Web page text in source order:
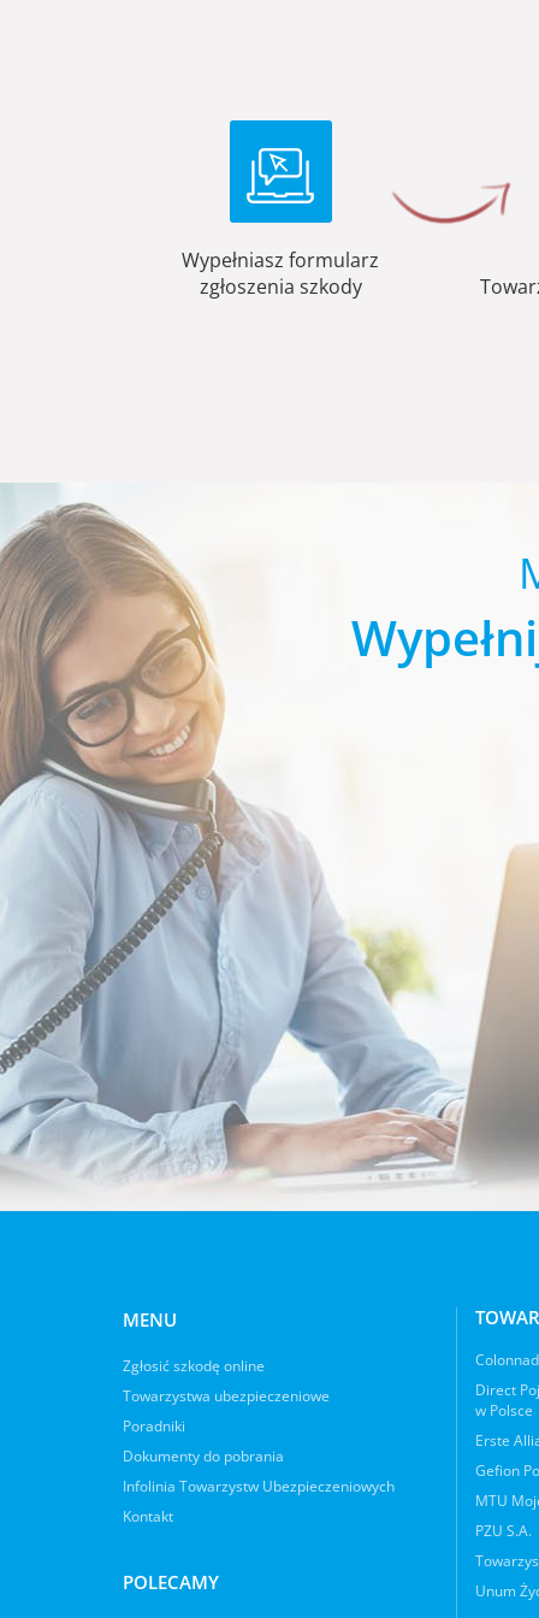
Wypełniasz formularz
zgłoszenia szkody
MENU
Zgłosić szkodę online
Towarzystwa ubezpieczeniowe
Poradniki
Dokumenty do pobrania
Infolinia Towarzystw Ubezpieczeniowych
Kontakt
POLECAMY
Direct
w Polsce
Erste
Gefion
MTU
PZU S.A.
Unum